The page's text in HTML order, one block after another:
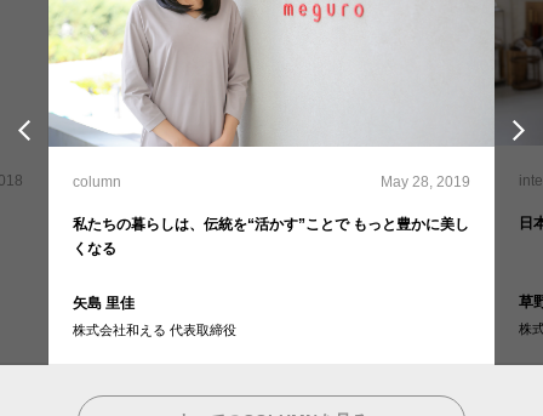
column May 28, 2019
私たちの暮らしは、伝統を“活かす”ことで もっと豊かに美し
くなる
矢島 里佳
株式会社和える 代表取締役
日
草
株